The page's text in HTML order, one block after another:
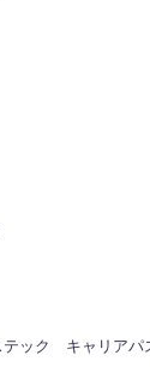
ック キャリアパ